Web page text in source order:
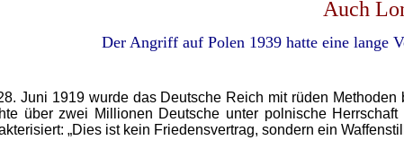
Auch
Der Angriff auf Polen 1939 hatte eine lange
Juni 1919 wurde das Deutsche Reich mit rüden
über zwei Millionen Deutsche unter polnische
„Dies ist kein Friedensvertrag, sondern ein